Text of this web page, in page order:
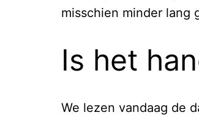
misschien minder lang
Is het
We lezen vandaag de